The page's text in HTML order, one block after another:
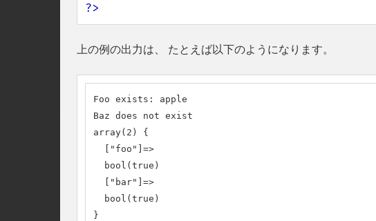
?>
上の例の出力は、 たとえば以下のようになります。
Foo exists: apple
Baz does not exist
array(2) {
  ["foo"]=>
  bool(true)
  ["bar"]=>
  bool(true)
}